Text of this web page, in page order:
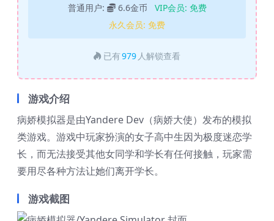
普通用户: 6.6金币 VIP会员: 免费
永久会员: 免费
已有979 人解锁查看
游戏介绍
病娇模拟器是由Yandere Dev（病娇大使）发布的模拟
类游戏。游戏中玩家扮演的女子高中生因为极度迷恋学
长，而无法接受其他女同学和学长有任何接触，玩家需
要用尽各种方法让她们离开学长。
游戏截图